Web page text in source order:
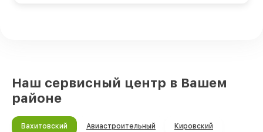
Наш сервисный центр в Вашем
районе
Вахитовский Авиастроительный Кировский